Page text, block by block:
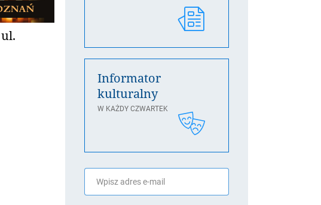
ul.
Informator
kulturalny
W KAŻDY CZWARTEK